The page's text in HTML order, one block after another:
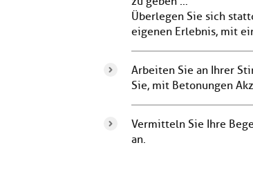
Überlegen Sie sich
eigenen Erlebnis, mit
Arbeiten Sie an Ihrer
Sie, mit Betonungen
Vermitteln Sie Ihre
an.